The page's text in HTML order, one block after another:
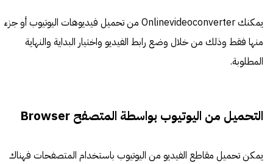
يمكنكOnlinevideoconverter من تحميل فيديوهات اليوتيوب أو جزء
منها فقط وذلك من خلال وضع رابط الفيديو واختيار البداية والنهاية
المطلوبة.
التحميل من اليوتيوب بواسطة المتصفح Browser
يمكن تحميل مقاطع الفيديو من اليوتيوب باستخدام المتصفحات فهناك